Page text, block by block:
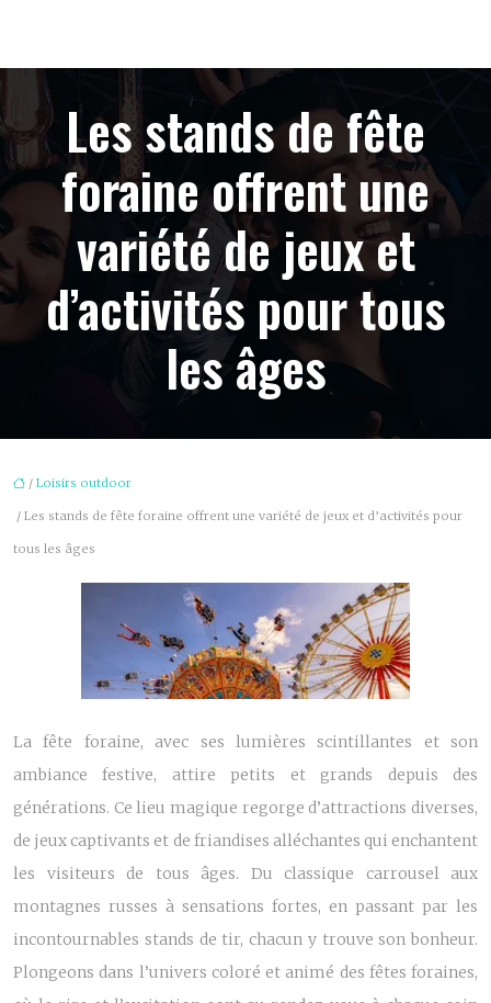
Les stands de fête
foraine offrent une
variété de jeux et
d’activités pour tous
les âges
/ Loisirs outdoor
/ Les stands de fête foraine offrent une variété de jeux et d’activités pour
tous les âges
La fête foraine, avec ses lumières scintillantes et son
ambiance festive, attire petits et grands depuis des
générations. Ce lieu magique regorge d’attractions diverses,
de jeux captivants et de friandises alléchantes qui enchantent
les visiteurs de tous âges. Du classique carrousel aux
montagnes russes à sensations fortes, en passant par les
incontournables stands de tir, chacun y trouve son bonheur.
Plongeons dans l’univers coloré et animé des fêtes foraines,